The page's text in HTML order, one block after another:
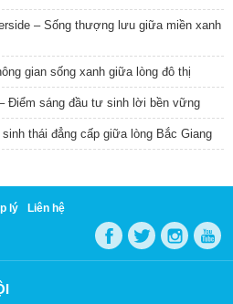
– Sống thượng lưu giữa miền xanh
gian sống xanh giữa lòng đô thị
Điểm sáng đầu tư sinh lời bền vững
thái đẳng cấp giữa lòng Bắc Giang
lý Liên hệ